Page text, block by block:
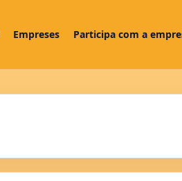
Empreses Participa com a